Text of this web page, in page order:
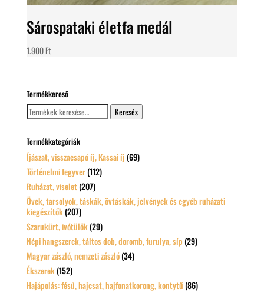
Sárospataki életfa medál
1.900Ft
Termékkereső
Keresés
a
Keresés
Termékkategóriák
Íjászat, visszacsapó íj, Kassai íj (69)
Történelmi fegyver (112)
Ruházat, viselet (207)
Övek, tarsolyok, táskák, övtáskák, jelvények és egyéb ruházati
kiegészítők (207)
Szarukürt, ivótülök (29)
Népi hangszerek, táltos dob, doromb, furulya, síp (29)
Magyar zászló, nemzeti zászló (34)
Ékszerek (152)
Hajápolás: fésű, hajcsat, hajfonatkorong, kontytű (86)